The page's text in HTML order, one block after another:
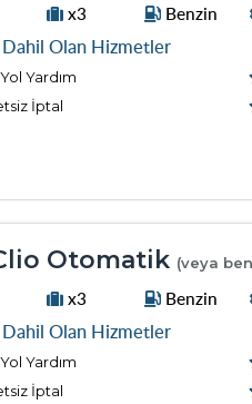
x3 Benzin
Olan Hizmetler
Yardım
İptal
Otomatik (veya
x3 Benzin
Olan Hizmetler
Yardım
İptal